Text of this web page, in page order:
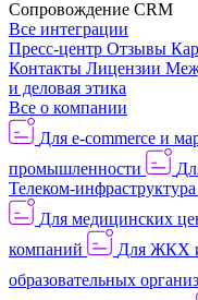
Сопровождение CRM
Все интеграции
Пресс-центр Отзывы
Контакты Лицензии
и деловая этика
Все о компании
Для e-commerce и
промышленности
Телеком-
Для медицинских
компаний
Для ЖКХ
образовательных